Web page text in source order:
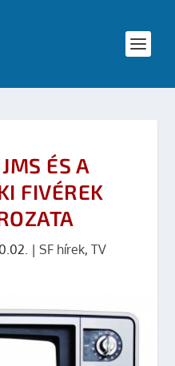
ÉS A
FIVÉREK
| SF hírek, TV